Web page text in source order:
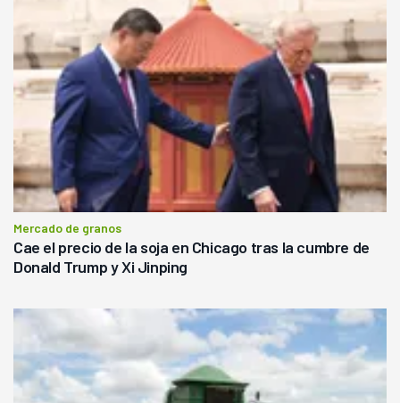
Mercado de granos
Cae el precio de la soja en Chicago tras la cumbre de
Donald Trump y Xi Jinping